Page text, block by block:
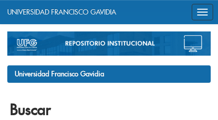
navigation
UNIVERSIDAD FRANCISCO GAVIDIA
Universidad Francisco Gavidia
Buscar